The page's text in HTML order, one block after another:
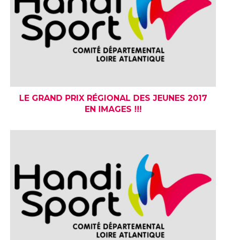
LE GRAND PRIX RÉGIONAL DES JEUNES 2017
EN IMAGES !!!